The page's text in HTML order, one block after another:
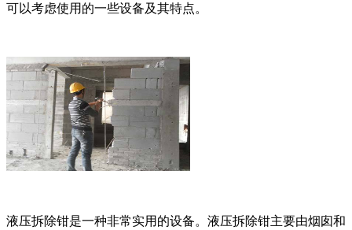
可以考虑使用的一些设备及其特点。
液压拆除钳是一种非常实用的设备。液压拆除钳主要由烟囱和